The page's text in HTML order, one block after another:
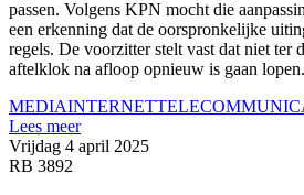
passen. Volgens KPN mocht die
een erkenning dat de oorspronkelijke
regels. De voorzitter stelt vast dat niet ter
aftelklok na afloop opnieuw is gaan lopen.
MEDIAINTERNET
Lees meer
Vrijdag 4 april 2025
RB 3892